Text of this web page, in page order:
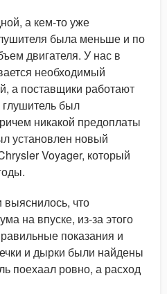
а кем-то уже
была меньше и по
двигателя. У нас в
необходимый
а поставщики работают
был
никакой предоплаты
установлен новый
Voyager, который
выяснилось, что
на впуске, из-за этого
показания и
и дырки были найдены
поехаал ровно, а расход